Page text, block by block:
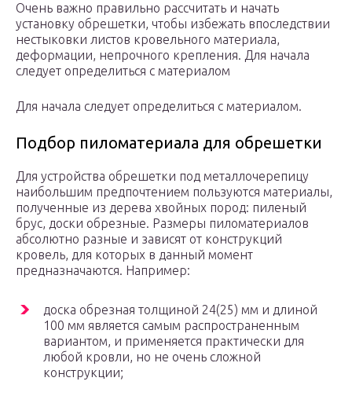
Очень важно правильно рассчитать и начать
установку обрешетки, чтобы избежать впоследствии
нестыковки листов кровельного материала,
деформации, непрочного крепления. Для начала
следует определиться с материалом
Для начала следует определиться с материалом.
Подбор пиломатериала для обрешетки
Для устройства обрешетки под металлочерепицу
наибольшим предпочтением пользуются материалы,
полученные из дерева хвойных пород: пиленый
брус, доски обрезные. Размеры пиломатериалов
абсолютно разные и зависят от конструкций
кровель, для которых в данный момент
предназначаются. Например:
доска обрезная толщиной 24(25) мм и длиной
100 мм является самым распространенным
вариантом, и применяется практически для
любой кровли, но не очень сложной
конструкции;